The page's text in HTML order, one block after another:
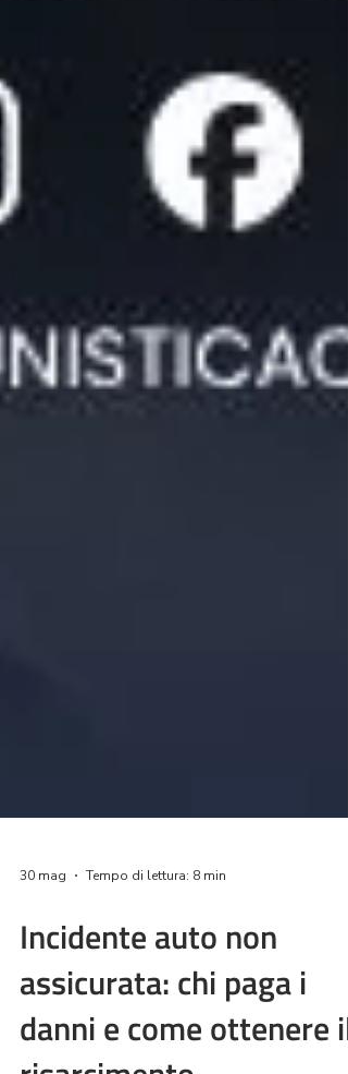
30 mag Tempo di lettura: 8 min
Incidente auto non
assicurata: chi paga i